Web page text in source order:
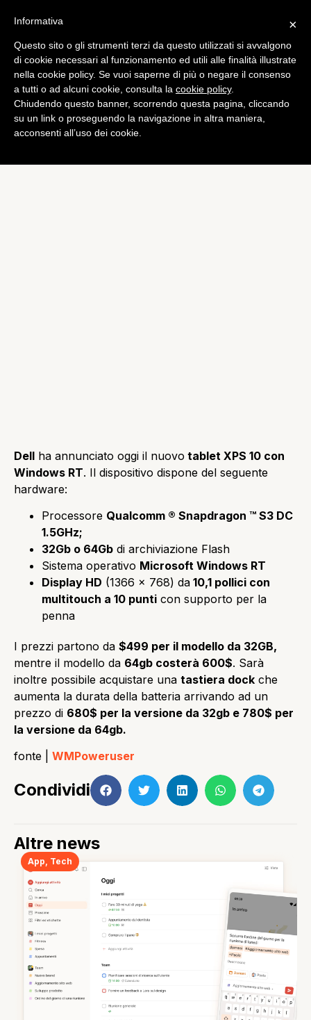
Mobile
Dell annuncia tablet XPS 10
con Windows RT
di Alessandro Moretti
Dell ha annunciato oggi il nuovo tablet XPS 10 con
Windows RT. Il dispositivo dispone del seguente
hardware:
Processore Qualcomm ® Snapdragon ™ S3 DC
1.5GHz;
32Gb o 64Gb di archiviazione Flash
Sistema operativo Microsoft Windows RT
Display HD (1366 × 768) da 10,1 pollici con
multitouch a 10 punti con supporto per la
penna
I prezzi partono da $499 per il modello da 32GB,
mentre il modello da 64gb costerà 600$. Sarà
inoltre possibile acquistare una tastiera dock che
aumenta la durata della batteria arrivando ad un
prezzo di 680$ per la versione da 32gb e 780$ per
la versione da 64gb.
fonte | WMPoweruser
Condividi
Altre news
App Tech
×
Informativa
Questo sito o gli strumenti terzi da questo utilizzati si avvalgono
di cookie necessari al funzionamento ed utili alle finalità illustrate
nella cookie policy. Se vuoi saperne di più o negare il consenso
a tutti o ad alcuni cookie, consulta la cookie policy.
Chiudendo questo banner, scorrendo questa pagina, cliccando
su un link o proseguendo la navigazione in altra maniera,
acconsenti all’uso dei cookie.